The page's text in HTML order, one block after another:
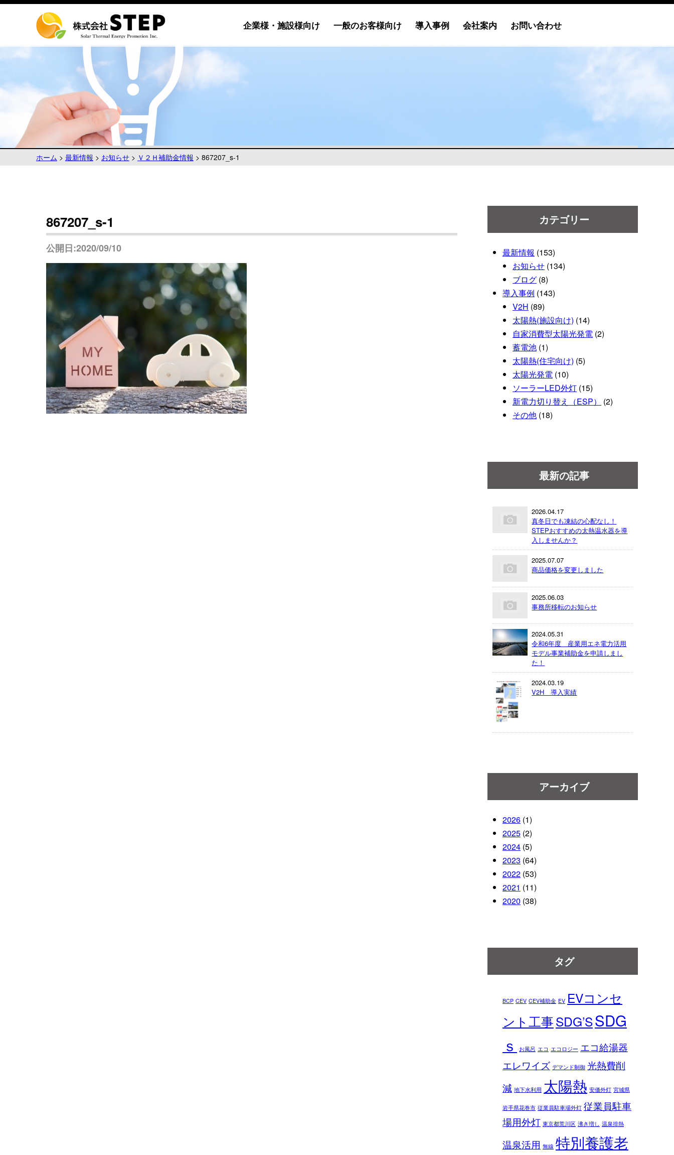
企業様・施設様向け 一般のお客様向け 導入事例 会社案内 お問い合わせ
ホーム > 最新情報 > お知らせ > Ｖ２Ｈ補助金情報 > 867207_s-1
867207_s-1
公開日:2020/09/10
カテゴリー
最新情報 (153)
お知らせ (134)
ブログ (8)
導入事例 (143)
V2H (89)
太陽熱(施設向け) (14)
自家消費型太陽光発電 (2)
蓄電池 (1)
太陽熱(住宅向け) (5)
太陽光発電 (10)
ソーラーLED外灯 (15)
新電力切り替え（ESP）
(2)
その他 (18)
最新の記事
2026.04.17
真冬日でも凍結の心配なし！
STEPおすすめの太熱温水器を導
入しませんか？
2025.07.07
商品価格を変更しました
2025.06.03
事務所移転のお知らせ
2024.05.31
令和6年度 産業用エネ電力活用
モデル事業補助金を申請しまし
た！
2024.03.19
V2H 導入実績
アーカイブ
2026 (1)
2025 (2)
2024 (5)
2023 (64)
2022 (53)
2021 (11)
2020 (38)
タグ
BCP CEV CEV補助金 EV EVコンセ
ント工事SDG’SSDG
ｓ
お風呂 エコ エコロジー エコ給湯器
エレワイズ デマンド制御 光熱費削
減 地下水利用 太陽熱 安価外灯 宮城県
岩手県花巻市 従業員駐車場外灯 従業員駐車
場用外灯 東京都荒川区 沸き増し 温泉排熱
温泉活用 無線 特別養護老